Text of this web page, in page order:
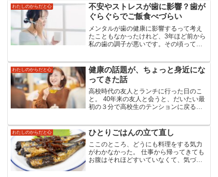
場合、マイナ受付したら限度額認定証の
提示が要らなくなるので...
わたしのからだと心
不安やストレスが歯に影響？歯が
ぐらぐらでご飯食べづらい
メンタルが歯の健康に影響するって考え
たこともなかったけれど、3年ほど前から
私の歯の調子が悪いです。その頃って夫
歯周病悪化の原因は歯磨き不足だけでは
ない歯周病って歯磨きを...
わたしのからだと心
健康の話題が、ちょっと身近にな
ってきた話
高校時代の友人とランチに行った日のこ
と。 40年来の友人と会うと、だいたい最
初の３分で高校生のテンションに戻る。
きながら近況を話していたら、 友人がふ
と 「最近、血...
わたしのからだと心 ひとりごはんの立て直し
ここのところ、どうにも料理をする気力
がわかなかった。 仕事から帰ってきても
お腹はそれほどすいていなくて、気づけ